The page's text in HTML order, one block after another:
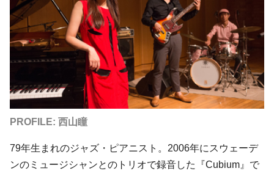
PROFILE: 西山瞳
79年生まれのジャズ・ピアニスト。2006年にスウェーデ
ンのミュージシャンとのトリオで録音した『Cubium』で